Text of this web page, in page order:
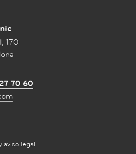
170
70 60
aviso legal